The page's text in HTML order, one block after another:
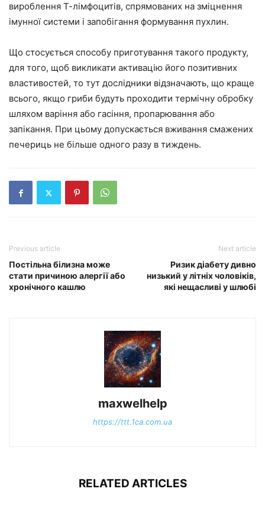
вироблення Т-лімфоцитів, спрямованих на зміцнення
імунної системи і запобігання формування пухлин.
Що стосується способу приготування такого продукту,
для того, щоб викликати активацію його позитивних
властивостей, то тут дослідники відзначають, що краще
всього, якщо гриби будуть проходити термічну обробку
шляхом варіння або гасіння, пропарювання або
запікання. При цьому допускається вживання смажених
печериць не більше одного разу в тиждень.
Previous article
Постільна білизна може
стати причиною алергії або
хронічного кашлю
Next article
Ризик діабету дивно
низький у літніх чоловіків,
які нещасливі у шлюбі
maxwelhelp
https://ttt.1ca.com.ua
RELATED ARTICLES